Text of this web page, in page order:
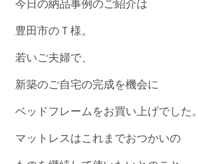
今日の納品事例のご紹介は
豊田市のＴ様。
若いご夫婦で、
新築のご自宅の完成を機会に
ベッドフレームをお買い上げでした。
マットレスはこれまでおつかいの